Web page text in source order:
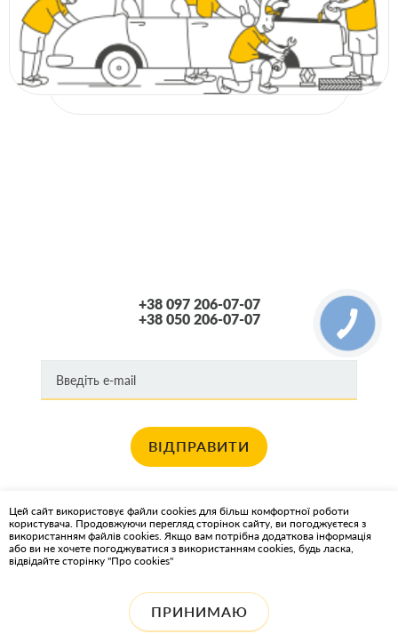
+38 097 206-07-07
+38 050 206-07-07
ВІДПРАВИТИ
КАРТА САЙТА
Цей сайт використовує файли cookies для більш комфортної роботи
користувача. Продовжуючи перегляд сторінок сайту, ви погоджуєтеся з
використанням файлів cookies. Якщо вам потрібна додаткова інформація
або ви не хочете погоджуватися з використанням cookies, будь ласка,
відвідайте сторінку "Про cookies"
ПРИНИМАЮ